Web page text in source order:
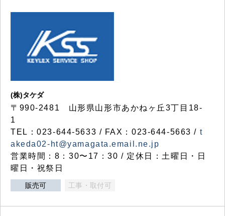
(株)タケダ
〒990-2481 山形県山形市あかねヶ丘3丁目18-
1
TEL：023-644-5633 / FAX：023-644-5663 / t
akeda02-ht@yamagata.email.ne.jp
営業時間：8：30〜17：30 / 定休日：土曜日・日
曜日・祝祭日
販売可 工事・取付可